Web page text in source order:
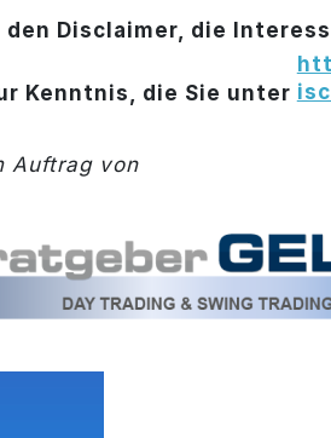
den Disclaimer, die
Kenntnis, die Sie unter
Auftrag von